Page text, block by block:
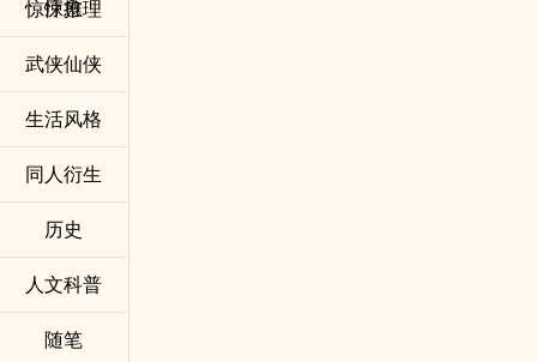
疗愈
惊悚推理
武侠仙侠
生活风格
同人衍生
历史
人文科普
随笔